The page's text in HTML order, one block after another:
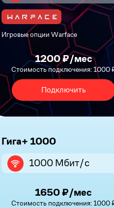
Игровые опции Warface
1200 ₽/мес
Стоимость подключения: 1000
Подключить
Гига+ 1000
1000 Мбит/с
1650 ₽/мес
Стоимость подключения: 1000